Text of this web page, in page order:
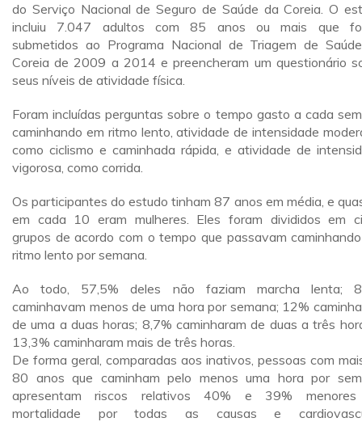
do Serviço Nacional de Seguro de Saúde da Coreia. O
incluiu 7.047 adultos com 85 anos ou mais que
submetidos ao Programa Nacional de Triagem de
Coreia de 2009 a 2014 e preencheram um questionário
seus níveis de atividade física.
Foram incluídas perguntas sobre o tempo gasto a cada
caminhando em ritmo lento, atividade de intensidade
como ciclismo e caminhada rápida, e atividade de
vigorosa, como corrida.
Os participantes do estudo tinham 87 anos em média, e
em cada 10 eram mulheres. Eles foram divididos em
grupos de acordo com o tempo que passavam
ritmo lento por semana.
Ao todo, 57,5% deles não faziam marcha lenta;
caminhavam menos de uma hora por semana; 12%
de uma a duas horas; 8,7% caminharam de duas a três
13,3% caminharam mais de três horas.
De forma geral, comparadas aos inativos, pessoas com
80 anos que caminham pelo menos uma hora por
apresentam riscos relativos 40% e 39%
mortalidade por todas as causas e